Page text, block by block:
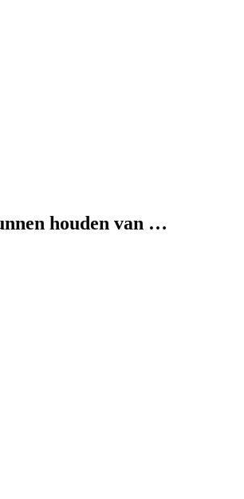
houden van …